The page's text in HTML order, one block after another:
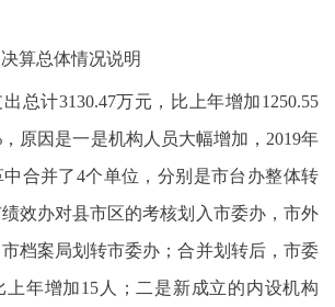
算总体情况说明
总计3130.47万元，比上年增加1250.55
原因是一是机构人员大幅增加，2019年
合并了4个单位，分别是市台办整体转
效办对县市区的考核划入市委办，市外
档案局划转市委办；合并划转后，市委
上年增加15人；二是新成立的内设机构